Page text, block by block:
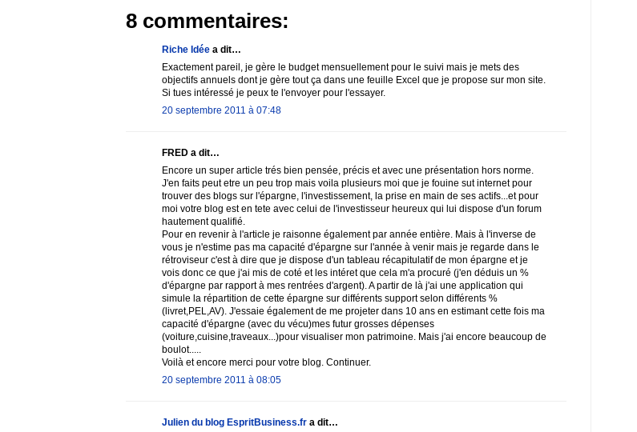
8 commentaires:
Riche Idée a dit…
Exactement pareil, je gère le budget mensuellement pour le suivi mais je mets des
objectifs annuels dont je gère tout ça dans une feuille Excel que je propose sur mon site.
Si tues intéressé je peux te l'envoyer pour l'essayer.
20 septembre 2011 à 07:48
FRED a dit…
Encore un super article trés bien pensée, précis et avec une présentation hors norme.
J'en faits peut etre un peu trop mais voila plusieurs moi que je fouine sut internet pour
trouver des blogs sur l'épargne, l'investissement, la prise en main de ses actifs...et pour
moi votre blog est en tete avec celui de l'investisseur heureux qui lui dispose d'un forum
hautement qualifié.
Pour en revenir à l'article je raisonne également par année entière. Mais à l'inverse de
vous je n'estime pas ma capacité d'épargne sur l'année à venir mais je regarde dans le
rétroviseur c'est à dire que je dispose d'un tableau récapitulatif de mon épargne et je
vois donc ce que j'ai mis de coté et les intéret que cela m'a procuré (j'en déduis un %
d'épargne par rapport à mes rentrées d'argent). A partir de là j'ai une application qui
simule la répartition de cette épargne sur différents support selon différents %
(livret,PEL,AV). J'essaie également de me projeter dans 10 ans en estimant cette fois ma
capacité d'épargne (avec du vécu)mes futur grosses dépenses
(voiture,cuisine,traveaux...)pour visualiser mon patrimoine. Mais j'ai encore beaucoup de
boulot.....
Voilà et encore merci pour votre blog. Continuer.
20 septembre 2011 à 08:05
Julien du blog EspritBusiness.fr a dit…